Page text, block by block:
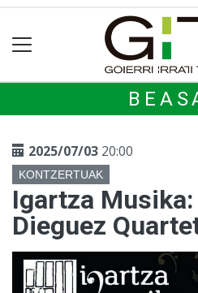
2025/07/03 20:00
KONTZERTUAK
Igartza Musika:
Dieguez